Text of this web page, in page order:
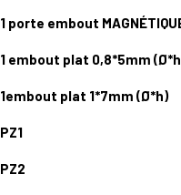
1 porte embout
1 embout plat 0,8*5mm
1embout plat 1*7mm (Ø*h)
PZ1
PZ2